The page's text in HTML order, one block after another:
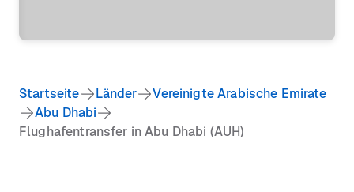
Startseite Länder
Vereinigte Arabische Emirate
Abu Dhabi
Flughafentransfer in Abu Dhabi (AUH)